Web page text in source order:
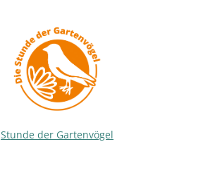
Stunde der Gartenvögel